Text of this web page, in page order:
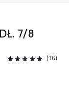
7/8
(16)